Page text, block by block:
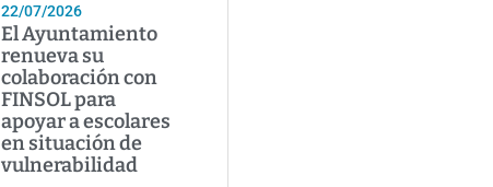
22/07/2026
El Ayuntamiento
renueva su
colaboración con
FINSOL para
apoyar a escolares
en situación de
vulnerabilidad